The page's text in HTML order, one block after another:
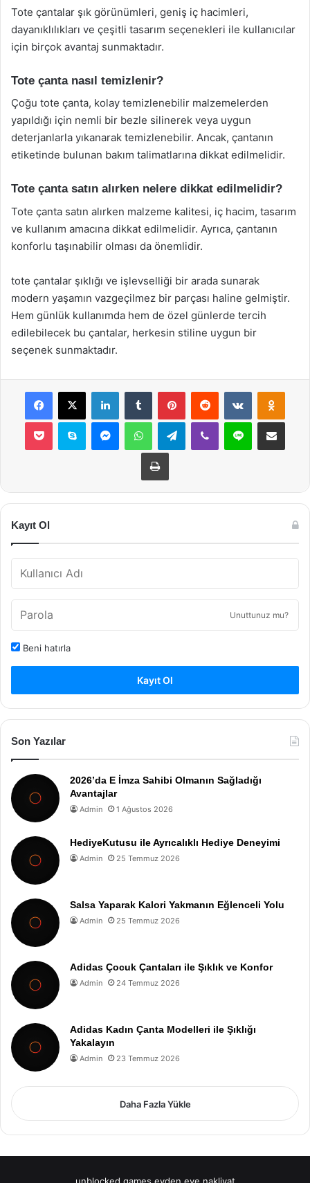
Tote çantalar şık görünümleri, geniş iç hacimleri,
dayanıklılıkları ve çeşitli tasarım seçenekleri ile kullanıcılar
için birçok avantaj sunmaktadır.
Tote çanta nasıl temizlenir?
Çoğu tote çanta, kolay temizlenebilir malzemelerden
yapıldığı için nemli bir bezle silinerek veya uygun
deterjanlarla yıkanarak temizlenebilir. Ancak, çantanın
etiketinde bulunan bakım talimatlarına dikkat edilmelidir.
Tote çanta satın alırken nelere dikkat edilmelidir?
Tote çanta satın alırken malzeme kalitesi, iç hacim, tasarım
ve kullanım amacına dikkat edilmelidir. Ayrıca, çantanın
konforlu taşınabilir olması da önemlidir.
tote çantalar şıklığı ve işlevselliği bir arada sunarak
modern yaşamın vazgeçilmez bir parçası haline gelmiştir.
Hem günlük kullanımda hem de özel günlerde tercih
edilebilecek bu çantalar, herkesin stiline uygun bir
seçenek sunmaktadır.
Facebook
X LinkedInTumblr PinterestReddit VKontakte
Pocket Skype MessengerWhatsAppTelegramViber Line E-Posta ile
Yazdır
Kayıt Ol
Unuttunuz mu?
Beni hatırla
Kayıt Ol
Son Yazılar
2026’da E İmza Sahibi Olmanın Sağladığı
Avantajlar
Admin 1 Ağustos 2026
HediyeKutusu ile Ayrıcalıklı Hediye Deneyimi
Admin 25 Temmuz 2026
Salsa Yaparak Kalori Yakmanın Eğlenceli Yolu
Admin 25 Temmuz 2026
Adidas Çocuk Çantaları ile Şıklık ve Konfor
Admin 24 Temmuz 2026
Adidas Kadın Çanta Modelleri ile Şıklığı
Yakalayın
Admin 23 Temmuz 2026
Daha Fazla Yükle
unblocked games evden eve nakliyat